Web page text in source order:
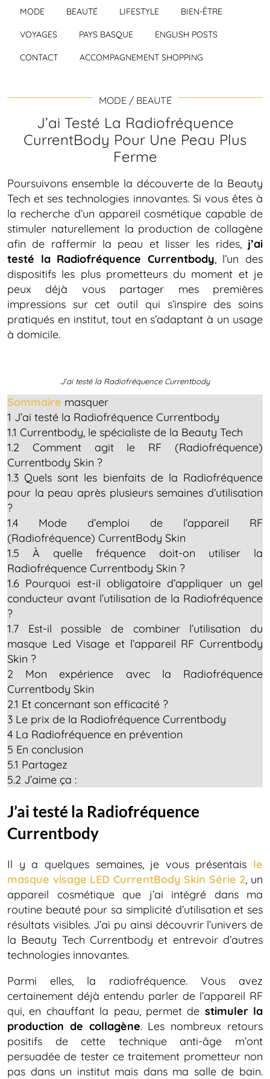
MODE BEAUTÉ LIFESTYLE BIEN-ÊTRE
VOYAGES PAYS BASQUE ENGLISH POSTS
CONTACT ACCOMPAGNEMENT SHOPPING
MODE / BEAUTÉ
J’ai Testé La Radiofréquence
CurrentBody Pour Une Peau Plus
Ferme
Poursuivons ensemble la découverte de la Beauty
Tech et ses technologies innovantes. Si vous êtes à
la recherche d’un appareil cosmétique capable de
stimuler naturellement la production de collagène
afin de raffermir la peau et lisser les rides, j’ai
testé la Radiofréquence Currentbody, l’un des
dispositifs les plus prometteurs du moment et je
peux déjà vous partager mes premières
impressions sur cet outil qui s’inspire des soins
pratiqués en institut, tout en s’adaptant à un usage
à domicile.
J’ai testé la Radiofréquence Currentbody
Sommaire masquer
1 J’ai testé la Radiofréquence Currentbody
1.1 Currentbody, le spécialiste de la Beauty Tech
1.2
Comment agit le RF (Radiofréquence)
Currentbody Skin ?
1.3 Quels sont les bienfaits de la Radiofréquence
pour la peau après plusieurs semaines d’utilisation
?
1.4
Mode d’emploi de l’appareil RF
(Radiofréquence) CurrentBody Skin
1.5
À quelle fréquence doit-on utiliser la
Radiofréquence Currentbody Skin ?
1.6 Pourquoi est-il obligatoire d’appliquer un gel
conducteur avant l’utilisation de la Radiofréquence
?
1.7
Est-il possible de combiner l’utilisation du
masque Led Visage et l’appareil RF Currentbody
Skin ?
2
Mon expérience avec la Radiofréquence
Currentbody Skin
2.1 Et concernant son efficacité ?
3 Le prix de la Radiofréquence Currentbody
4 La Radiofréquence en prévention
5 En conclusion
5.1 Partagez
5.2 J’aime ça :
J’ai testé la Radiofréquence
Currentbody
Il y a quelques semaines, je vous présentais le
masque visage LED CurrentBody Skin Série 2, un
appareil cosmétique que j’ai intégré dans ma
routine beauté pour sa simplicité d’utilisation et ses
résultats visibles. J’ai pu ainsi découvrir l’univers de
la Beauty Tech Currentbody et entrevoir d’autres
technologies innovantes.
Parmi elles, la radiofréquence. Vous avez
certainement déjà entendu parler de l’appareil RF
qui, en chauffant la peau, permet de stimuler la
production de collagène. Les nombreux retours
positifs de cette technique anti-âge m’ont
persuadée de tester ce traitement prometteur non
pas dans un institut mais dans ma salle de bain.